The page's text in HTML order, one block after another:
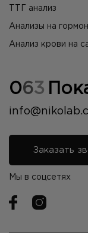
ТТГ анализ
Анализы на
Анализ крови на
063
Заказать
Мы в соцсетях